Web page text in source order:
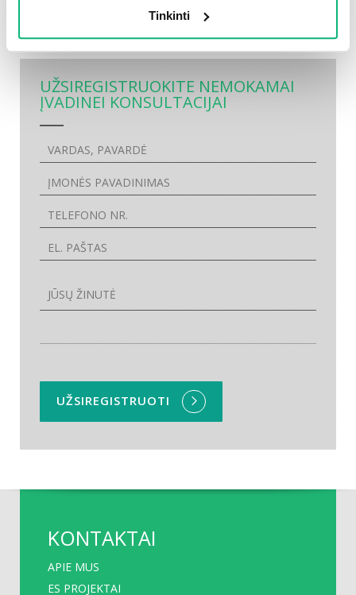
Tinkinti
UŽSIREGISTRUOKITE NEMOKAMAI
ĮVADINEI KONSULTACIJAI
UŽSIREGISTRUOTI
KONTAKTAI
APIE MUS
ES PROJEKTAI